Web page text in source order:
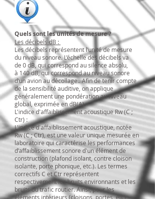
Quels sont les unités de mesure ?
Les décibels dB :
Les décibels représentent l’unité de mesure
du niveau sonore. L’échelle des décibels va
de 0 dB, qui correspond au silence absolu,
à 140 dB, qui correspond au niveau sonore
d’un avion au décollage.. Afin de tenir compte
de la sensibilité auditive, on applique
généralement une pondération au niveau
global, exprimée en dB(A).
L'indice d'affaiblissement acoustique Rw (C ;
Ctr) :
L'indice d'affaiblissement acoustique, notée
Rw (C ; Ctr), est une valeur unique mesurée en
laboratoire qui caractérise les performances
d’affaiblissement sonore d'un élément de
construction (plafond isolant, contre cloison
isolante, porte phonique, etc.). Les termes
correctifs C et Ctr représentent
respectivement les bruits environnants et les
bruits du trafic routier. Ainsi, pour les
éléments intérieurs (cloisons, portes, etc),